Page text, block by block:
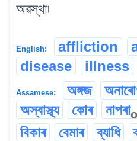
অৱস্থা৷
English: affliction
disease
illness
Assamese: অঙ্গজ
অস্বাস্থ্য
কোৰ নাপৰা
বিকাৰ
বেমাৰ ব্যাধি